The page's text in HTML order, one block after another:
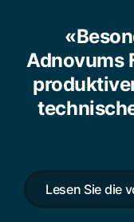
Adnovums
Lesen Sie die